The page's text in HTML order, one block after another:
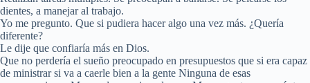
dientes, a manejar al trabajo.
Yo me pregunto. Que si pudiera hacer algo una vez más. ¿Quería
diferente?
Le dije que confiaría más en Dios.
Que no perdería el sueño preocupado en presupuestos que si era capaz
de ministrar si va a caerle bien a la gente Ninguna de esas